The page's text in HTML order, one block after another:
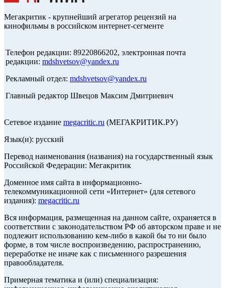
Мегакритик - крупнейший агрегатор рецензий на
кинофильмы в российском интернет-сегменте
Телефон редакции: 89220866202, электронная почта
редакции: mdshvetsov@yandex.ru
Рекламный отдел: mdshvetsov@yandex.ru
Главный редактор Швецов Максим Дмитриевич
Сетевое издание megacritic.ru (МЕГАКРИТИК.РУ)
Язык(и): русский
Перевод наименования (названия) на государственный язык
Российской Федерации: Мегакритик
Доменное имя сайта в информационно-
телекоммуникационной сети «Интернет» (для сетевого
издания): megacritic.ru
Вся информация, размещенная на данном сайте, охраняется в
соответствии с законодательством РФ об авторском праве и не
подлежит использованию кем-либо в какой бы то ни было
форме, в том числе воспроизведению, распространению,
переработке не иначе как с письменного разрешения
правообладателя.
Примерная тематика и (или) специализация: